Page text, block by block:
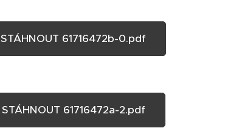
STÁHNOUT 61716472b-0.pdf
STÁHNOUT 61716472a-2.pdf